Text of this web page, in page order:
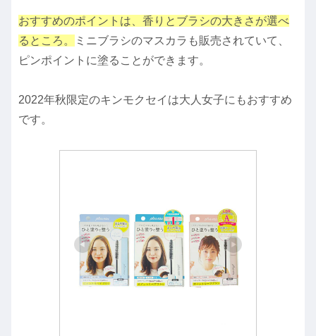
おすすめのポイントは、香りとブラシの大きさが選べ
るところ。
ミニブラシのマスカラも販売されていて、
ピンポイントに塗ることができます。
2022年秋限定のキンモクセイは大人女子にもおすすめ
です。